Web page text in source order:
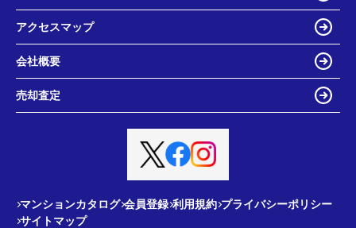
アクセスマップ
会社概要
売却査定
マンションカタログ 会員登録 利用規約 プライバシーポリシー
サイトマップ